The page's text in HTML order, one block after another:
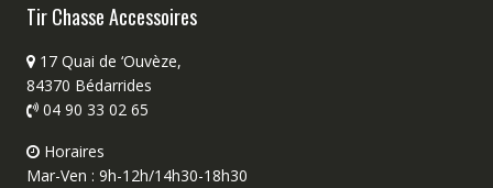
Tir Chasse Accessoires
17 Quai de ‘Ouvèze,
84370 Bédarrides
04 90 33 02 65
Horaires
Mar-Ven : 9h-12h/14h30-18h30